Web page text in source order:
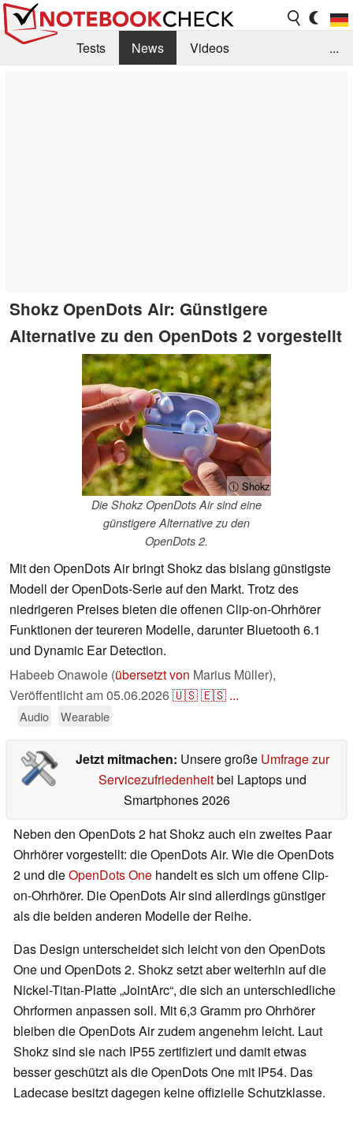
Tests News
Videos
...
Shokz OpenDots Air: Günstigere
Alternative zu den OpenDots 2 vorgestellt
ⓘ Shokz
Die Shokz OpenDots Air sind eine
günstigere Alternative zu den
OpenDots 2.
Mit den OpenDots Air bringt Shokz das bislang günstigste
Modell der OpenDots-Serie auf den Markt. Trotz des
niedrigeren Preises bieten die offenen Clip-on-Ohrhörer
Funktionen der teureren Modelle, darunter Bluetooth 6.1
und Dynamic Ear Detection.
Habeeb Onawole (übersetzt von Marius Müller),
Veröffentlicht am05.06.2026🇺🇸🇪🇸 ...
Audio Wearable
Jetzt mitmachen: Unsere große Umfrage zur
Servicezufriedenheitbei Laptops und
Smartphones 2026
Neben den OpenDots 2 hat Shokz auch ein zweites Paar
Ohrhörer vorgestellt: die OpenDots Air. Wie die OpenDots
2 und dieOpenDots One handelt es sich um offene Clip-
on-Ohrhörer. Die OpenDots Air sind allerdings günstiger
als die beiden anderen Modelle der Reihe.
Das Design unterscheidet sich leicht von den OpenDots
One und OpenDots 2. Shokz setzt aber weiterhin auf die
Nickel-Titan-Platte „JointArc“, die sich an unterschiedliche
Ohrformen anpassen soll. Mit 6,3 Gramm pro Ohrhörer
bleiben die OpenDots Air zudem angenehm leicht. Laut
Shokz sind sie nach IP55 zertifiziert und damit etwas
besser geschützt als die OpenDots One mit IP54. Das
Ladecase besitzt dagegen keine offizielle Schutzklasse.